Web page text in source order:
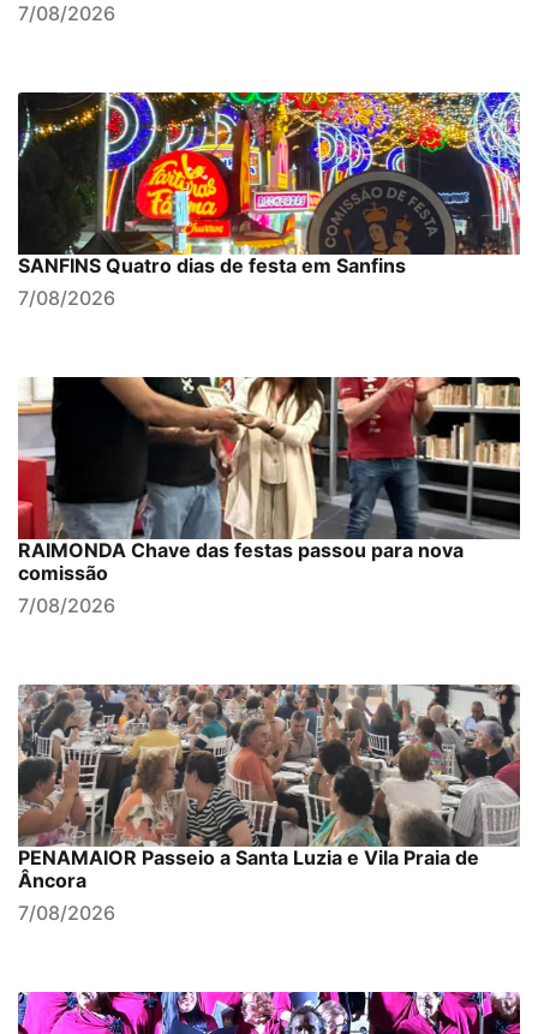
7/08/2026
SANFINS Quatro dias de festa em Sanfins
7/08/2026
RAIMONDA Chave das festas passou para nova
comissão
7/08/2026
PENAMAIOR Passeio a Santa Luzia e Vila Praia de
Âncora
7/08/2026